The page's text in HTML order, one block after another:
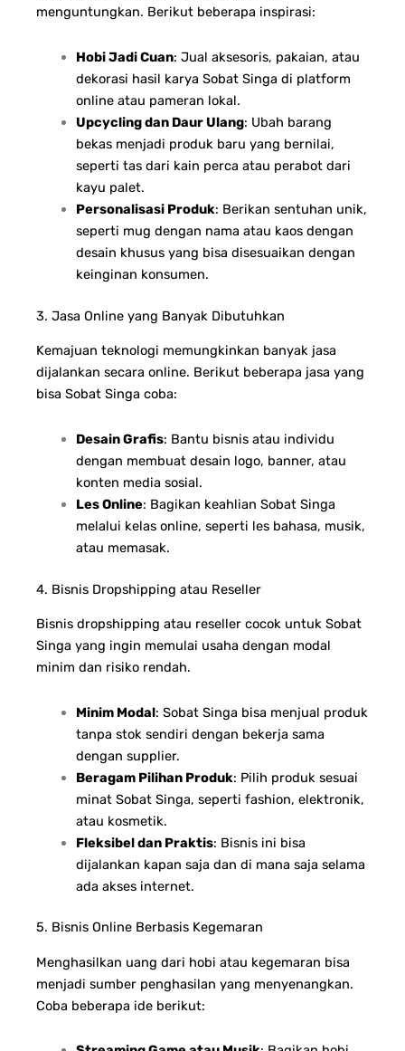
menguntungkan. Berikut beberapa inspirasi:
Hobi Jadi Cuan: Jual aksesoris, pakaian, atau
dekorasi hasil karya Sobat Singa di platform
online atau pameran lokal.
Upcycling dan Daur Ulang: Ubah barang
bekas menjadi produk baru yang bernilai,
seperti tas dari kain perca atau perabot dari
kayu palet.
Personalisasi Produk: Berikan sentuhan unik,
seperti mug dengan nama atau kaos dengan
desain khusus yang bisa disesuaikan dengan
keinginan konsumen.
3. Jasa Online yang Banyak Dibutuhkan
Kemajuan teknologi memungkinkan banyak jasa
dijalankan secara online. Berikut beberapa jasa yang
bisa Sobat Singa coba:
Desain Grafis: Bantu bisnis atau individu
dengan membuat desain logo, banner, atau
konten media sosial.
Les Online: Bagikan keahlian Sobat Singa
melalui kelas online, seperti les bahasa, musik,
atau memasak.
4. Bisnis Dropshipping atau Reseller
Bisnis dropshipping atau reseller cocok untuk Sobat
Singa yang ingin memulai usaha dengan modal
minim dan risiko rendah.
Minim Modal: Sobat Singa bisa menjual produk
tanpa stok sendiri dengan bekerja sama
dengan supplier.
Beragam Pilihan Produk: Pilih produk sesuai
minat Sobat Singa, seperti fashion, elektronik,
atau kosmetik.
Fleksibel dan Praktis: Bisnis ini bisa
dijalankan kapan saja dan di mana saja selama
ada akses internet.
5. Bisnis Online Berbasis Kegemaran
Menghasilkan uang dari hobi atau kegemaran bisa
menjadi sumber penghasilan yang menyenangkan.
Coba beberapa ide berikut: